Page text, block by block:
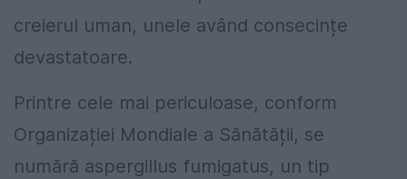
creierul uman, unele având consecințe
devastatoare.
Printre cele mai periculoase, conform
Organizației Mondiale a Sănătății, se
numără aspergillus fumigatus, un tip